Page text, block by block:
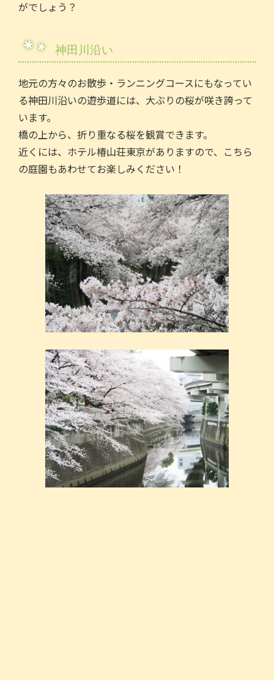
がでしょう？
神田川沿い
地元の方々のお散歩・ランニングコースにもなってい
る神田川沿いの遊歩道には、大ぶりの桜が咲き誇って
います。
橋の上から、折り重なる桜を観賞できます。
近くには、ホテル椿山荘東京がありますので、こちら
の庭園もあわせてお楽しみください！